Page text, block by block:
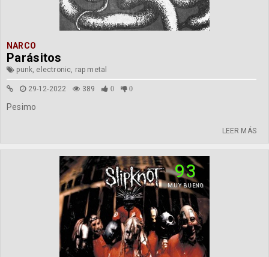
NARCO
Parásitos
punk, electronic, rap metal
29-12-2022 389 0 0
Pesimo
LEER MÁS
93
MUY BUENO